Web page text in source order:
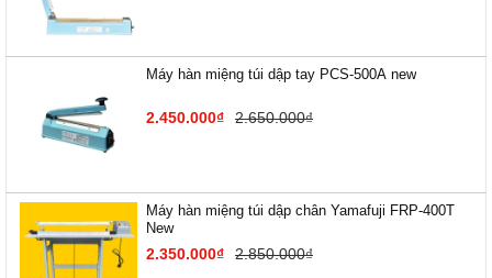
Máy hàn miệng túi dập tay PCS-500A new
2.450.000₫ 2.650.000₫
Máy hàn miệng túi dập chân Yamafuji FRP-400T
New
2.350.000₫ 2.850.000₫